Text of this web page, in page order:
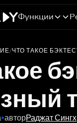
Функции
/ЧТО ТАКОЕ
•авторРаджат Сингх